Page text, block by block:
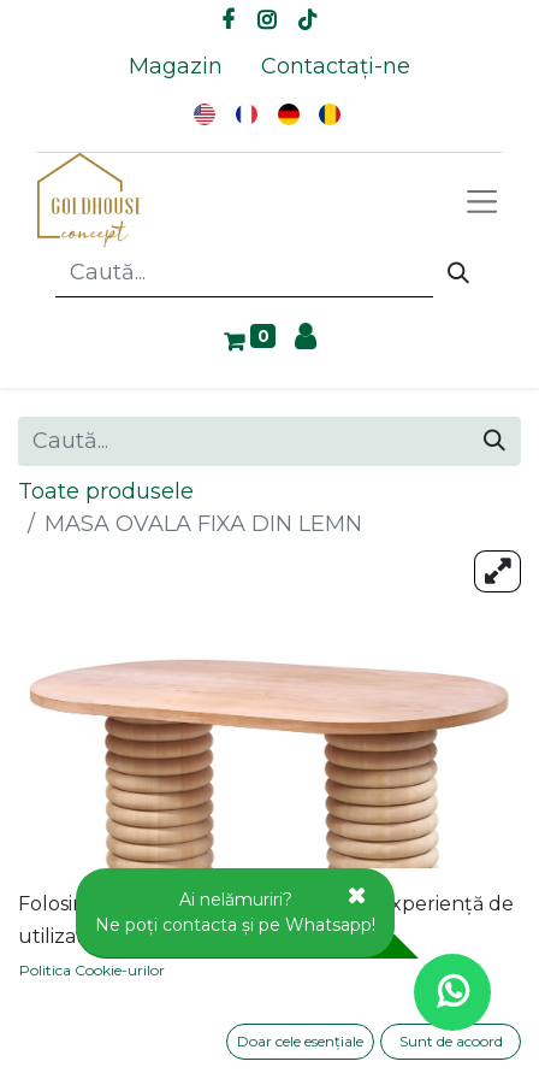
Magazin Contactați-ne
0
Toate produsele
MASA OVALA FIXA DIN LEMN
Folosim cookie-uri pentru a vă oferi o experiență de
utilizator mai bună pe acest site web.
Politica Cookie-urilor
Doar cele esențiale Sunt de acoord
Ai nelămuriri?
Ne poți contacta și pe Whatsapp!